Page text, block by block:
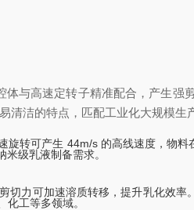
与高速定转子精准配合，产生
洁的特点，匹配工业化大规模生
转可产生 44m/s 的高线速度，物
级乳液制备需求。
力可加速溶质转移，提升乳化效
工等多领域。